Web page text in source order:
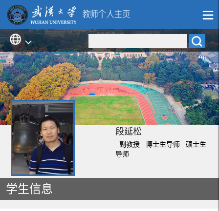
段延松
副教授 博士生导师 硕士生
导师
学生信息